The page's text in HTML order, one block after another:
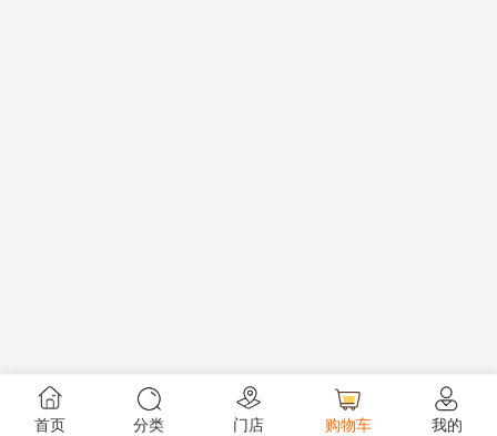
首页 分类 门店 购物车 我的